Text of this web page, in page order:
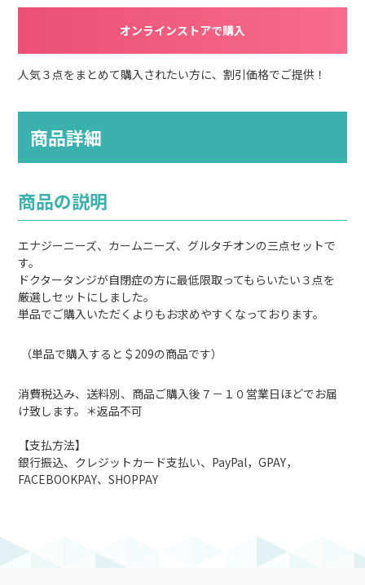
オンラインストアで購入
人気３点をまとめて購入されたい方に、割引価格でご提供！
商品詳細
商品の説明
エナジーニーズ、カームニーズ、グルタチオンの三点セットで
す。
ドクタータンジが自閉症の方に最低限取ってもらいたい３点を
厳選しセットにしました。
単品でご購入いただくよりもお求めやすくなっております。
（単品で購入すると＄209の商品です）
消費税込み、送料別、商品ご購入後７－１０営業日ほどでお届
け致します。＊返品不可
【支払方法】
銀行振込、クレジットカード支払い、PayPal，GPAY，
FACEBOOKPAY、SHOPPAY